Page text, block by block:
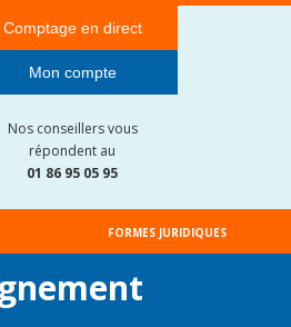
Comptage en direct
Mon compte
Nos conseillers vous
répondent au
01 86 95 05 95
FORMES JURIDIQUES